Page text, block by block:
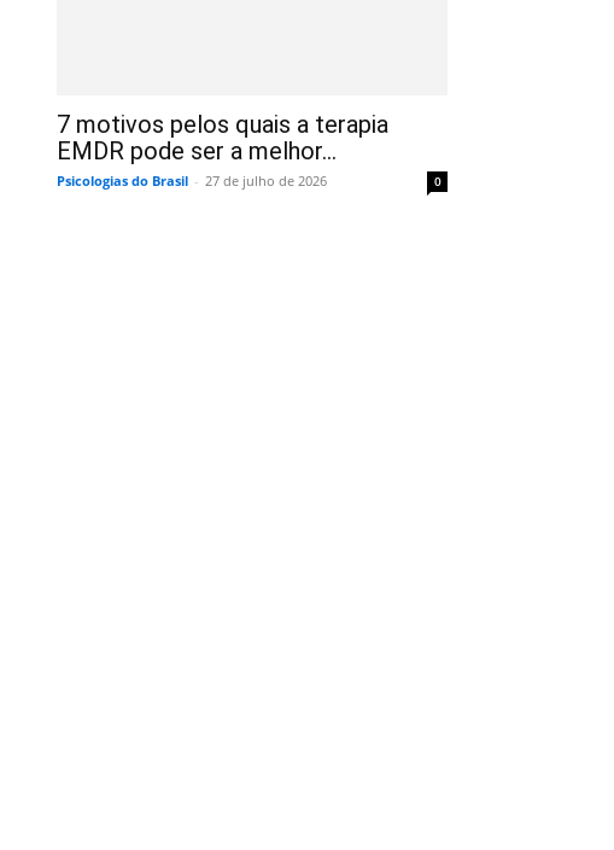
7 motivos pelos quais a terapia
EMDR pode ser a melhor...
Psicologias do Brasil - 27 de julho de 2026 0